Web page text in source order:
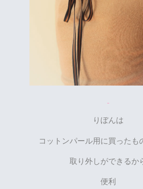
りぼんは
コットンパール用に買ったも
取り外しができるか
便利